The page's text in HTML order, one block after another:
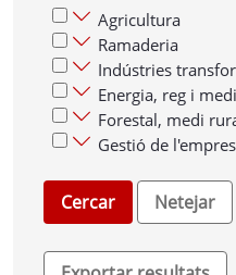
Agricultura
Ramaderia
Indústries
Energia, reg i
Forestal, medi
Gestió de